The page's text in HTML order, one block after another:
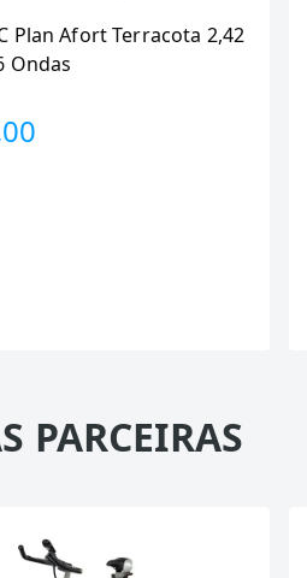
Plan Afort Terracota 2,42
Ondas
PARCEIRAS